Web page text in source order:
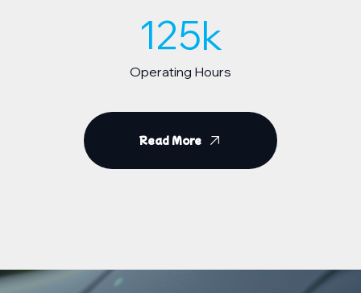
125k
Operating Hours
Read More